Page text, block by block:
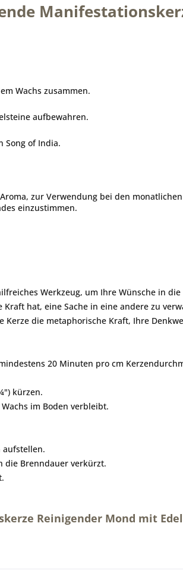
Wachs zusammen.
aufbewahren.
Song of India.
zur Verwendung bei den
einzustimmen.
Werkzeug, um Ihre Wünsche in
hat, eine Sache in eine andere zu
die metaphorische Kraft, Ihre
20 Minuten pro cm
kürzen.
im Boden verbleibt.
aufstellen.
die Brenndauer verkürzt.
Reinigender Mond mit